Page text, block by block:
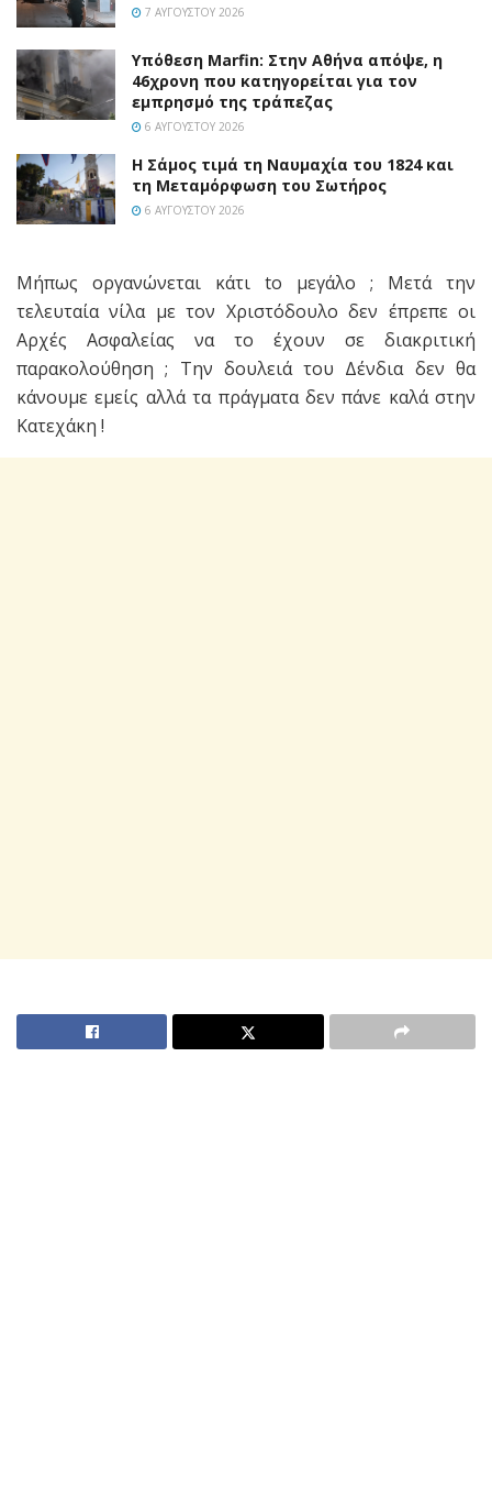
7 ΑΥΓΟΎΣΤΟΥ 2026
Υπόθεση Marfin: Στην Αθήνα απόψε, η
46χρονη που κατηγορείται για τον
εμπρησμό της τράπεζας
6 ΑΥΓΟΎΣΤΟΥ 2026
Η Σάμος τιμά τη Ναυμαχία του 1824 και
τη Μεταμόρφωση του Σωτήρος
6 ΑΥΓΟΎΣΤΟΥ 2026
Μήπως οργανώνεται κάτι to μεγάλο ; Μετά την
τελευταία νίλα με τον Χριστόδουλο δεν έπρεπε οι
Αρχές Ασφαλείας να το έχουν σε διακριτική
παρακολούθηση ; Την δουλειά του Δένδια δεν θα
κάνουμε εμείς αλλά τα πράγματα δεν πάνε καλά στην
Κατεχάκη !